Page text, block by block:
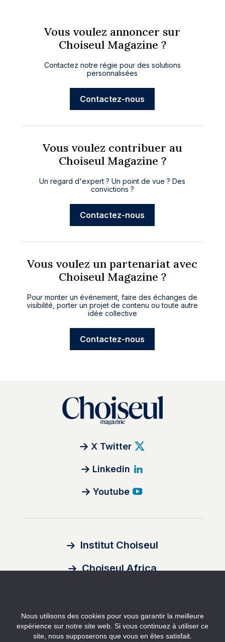
Vous voulez annoncer sur
Choiseul Magazine ?
Contactez notre régie pour des solutions
personnalisées
Contactez-nous
Vous voulez contribuer au
Choiseul Magazine ?
Un regard d'expert ? Un point de vue ? Des
convictions ?
Contactez-nous
Vous voulez un partenariat avec
Choiseul Magazine ?
Pour monter un événement, faire des échanges de
visibilité, porter un projet de contenu ou toute autre
idée collective
Contactez-nous
X Twitter
Linkedin
Youtube
Institut Choiseul
Choiseul Africa
Auteurs
Nous utilisons des cookies pour vous garantir la meilleure
expérience sur notre site web. Si vous continuez à utiliser ce
site, nous supposerons que vous en êtes satisfait.